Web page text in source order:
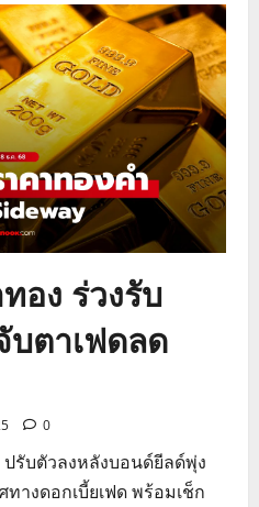
อง ร่วงรับ
ตาเฟดลด
0
ปรับตัวลงหลังบอนด์ยีลด์พุ่ง
างดอกเบี้ยเฟด พร้อมเช็ก